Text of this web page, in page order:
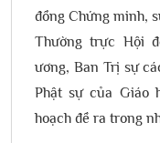
đồng Chứng minh,
Thường trực Hội
ương, Ban Trị sự
Phật sự của Giáo
hoạch đề ra trong